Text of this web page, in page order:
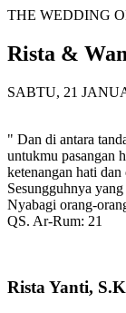
THE WEDDING
Rista &
SABTU, 21
" Dan di antara
untukmu pasangan
ketenangan hati
Sesungguhnya
Nyabagi orang-
QS. Ar-Rum: 21
Rista Yanti,